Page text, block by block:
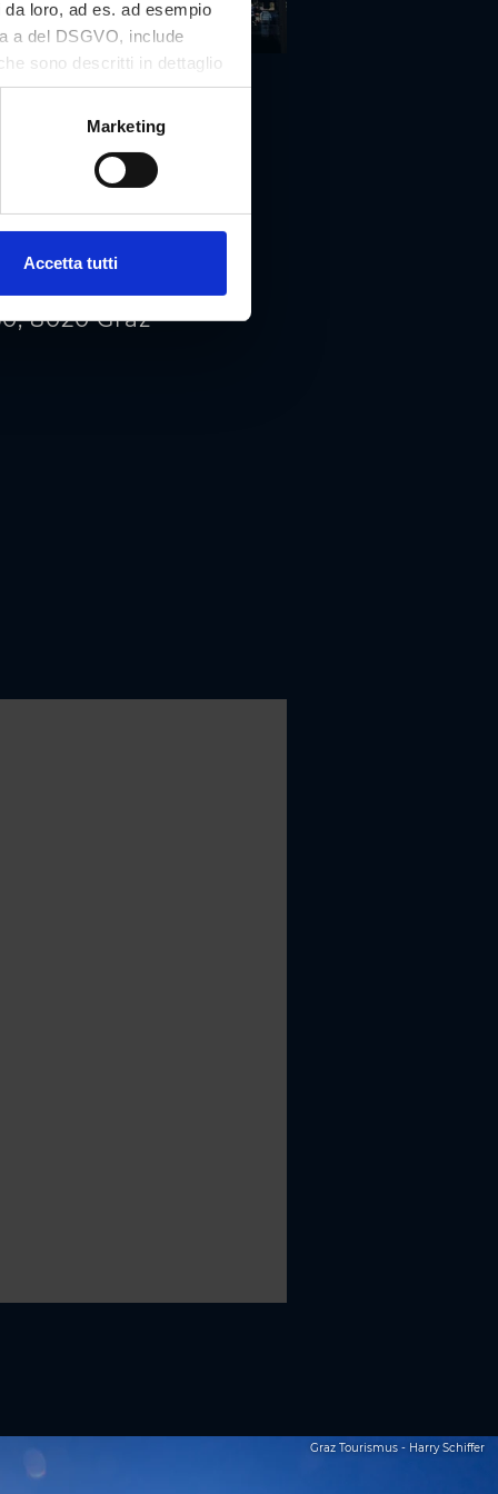
loro, ad es. ad esempio
a del DSGVO, include
sono descritti in dettaglio
sito Web e può essere
Marketing
Accetta tutti
8020 Graz
Graz Tourismus - Harry Schiffer